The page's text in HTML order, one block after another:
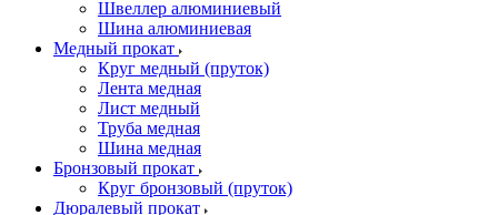
Швеллер алюминиевый
Шина алюминиевая
Медный прокат
Круг медный (пруток)
Лента медная
Лист медный
Труба медная
Шина медная
Бронзовый прокат
Круг бронзовый (пруток)
Дюралевый прокат